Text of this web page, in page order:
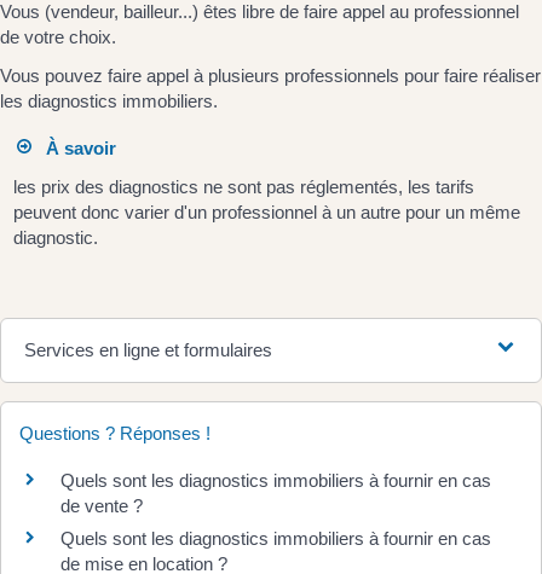
Vous (vendeur, bailleur...) êtes libre de faire appel au professionnel
de votre choix.
Vous pouvez faire appel à plusieurs professionnels pour faire réaliser
les diagnostics immobiliers.
À savoir
les prix des diagnostics ne sont pas réglementés, les tarifs
peuvent donc varier d'un professionnel à un autre pour un même
diagnostic.
Services en ligne et formulaires
Questions ? Réponses !
Quels sont les diagnostics immobiliers à fournir en cas
de vente ?
Quels sont les diagnostics immobiliers à fournir en cas
de mise en location ?